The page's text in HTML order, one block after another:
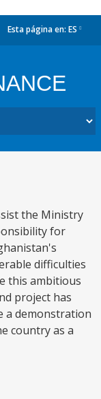
Esta página en: ES
the Ministry
for
difficulties
this ambitious
project has
a demonstration
country as a